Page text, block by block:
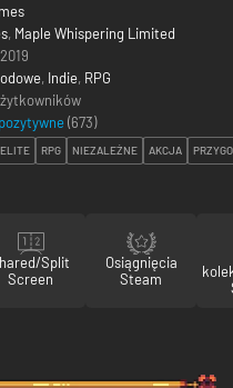
, Maple Whispering Limited
, Indie, RPG
(673)
RPG NIEZALEŻNE AKCJA
Split
Screen
Osiągnięcia
Steam